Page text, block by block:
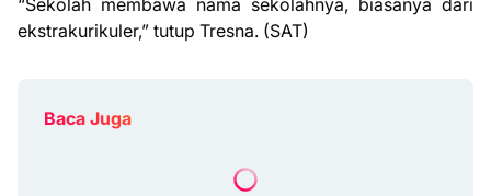
“Sekolah membawa nama sekolahnya, biasanya dari
ekstrakurikuler,” tutup Tresna. (SAT)
Baca Juga